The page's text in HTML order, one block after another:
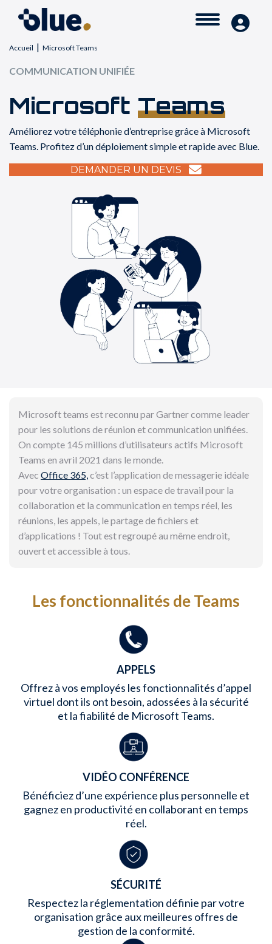
Accueil | Microsoft Teams
COMMUNICATION UNIFIÉE
Microsoft Teams
Améliorez votre téléphonie d’entreprise grâce à Microsoft
Teams. Profitez d’un déploiement simple et rapide avec Blue.
DEMANDER UN DEVIS
Microsoft teams est reconnu par Gartner comme leader
pour les solutions de réunion et communication unifiées.
On compte 145 millions d’utilisateurs actifs Microsoft
Teams en avril 2021 dans le monde.
Avec Office 365, c’est l’application de messagerie idéale
pour votre organisation : un espace de travail pour la
collaboration et la communication en temps réel, les
réunions, les appels, le partage de fichiers et
d’applications ! Tout est regroupé au même endroit,
ouvert et accessible à tous.
Les fonctionnalités de Teams
APPELS
Offrez à vos employés les fonctionnalités d’appel
virtuel dont ils ont besoin, adossées à la sécurité
et la fiabilité de Microsoft Teams.
VIDÉO CONFÉRENCE
Bénéficiez d’une expérience plus personnelle et
gagnez en productivité en collaborant en temps
réel.
SÉCURITÉ
Respectez la réglementation définie par votre
organisation grâce aux meilleures offres de
gestion de la conformité.